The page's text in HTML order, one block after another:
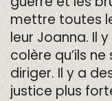
mettre toutes
leur Joanna. Il
colère qu’ils
diriger. Il y a
justice plus